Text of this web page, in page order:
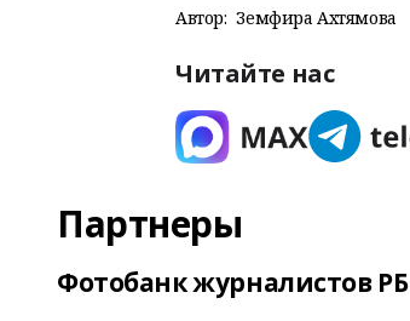
Автор: Земфира Ахтямова
Читайте нас
Партнеры
Фотобанк журналистов РБ